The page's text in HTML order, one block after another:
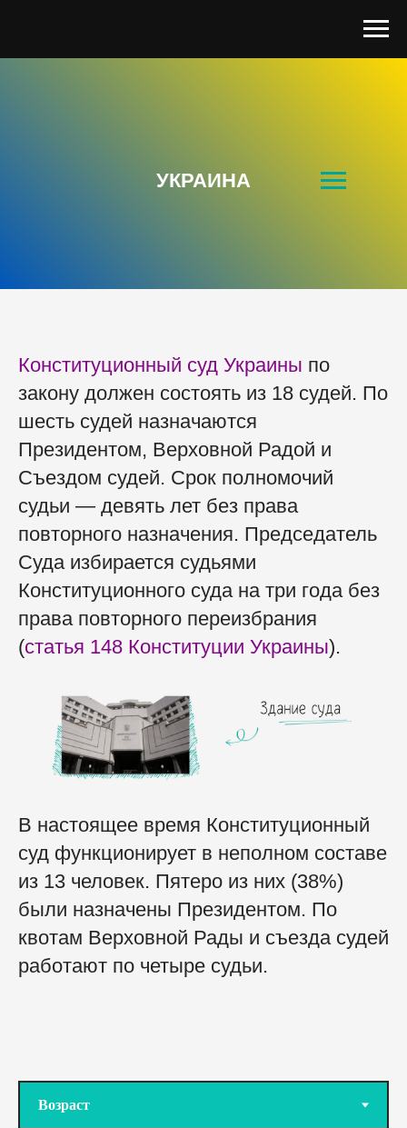
УКРАИНА
Конституционный суд Украины по
закону должен состоять из 18 судей. По
шесть судей назначаются
Президентом, Верховной Радой и
Съездом судей. Срок полномочий
судьи — девять лет без права
повторного назначения. Председатель
Суда избирается судьями
Конституционного суда на три года без
права повторного переизбрания
(статья 148 Конституции Украины).
В настоящее время Конституционный
суд функционирует в неполном составе
из 13 человек. Пятеро из них (38%)
были назначены Президентом. По
квотам Верховной Рады и съезда судей
работают по четыре судьи.